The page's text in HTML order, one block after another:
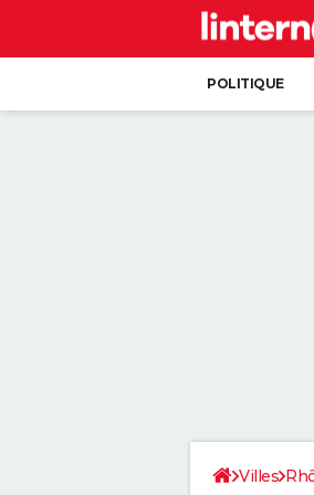
POLITIQUE
Villes